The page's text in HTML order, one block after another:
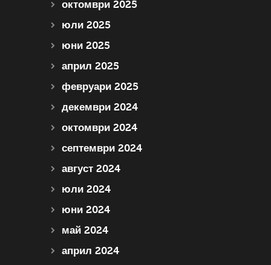
октомври 2025
юли 2025
юни 2025
април 2025
февруари 2025
декември 2024
октомври 2024
септември 2024
август 2024
юли 2024
юни 2024
май 2024
април 2024